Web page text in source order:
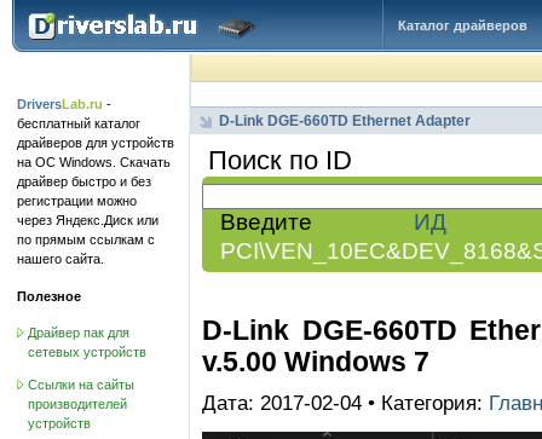
Каталог драйверов
DriversLab.ru -
бесплатный каталог
драйверов для устройств
на ОС Windows. Скачать
драйвер быстро и без
регистрации можно
через Яндекс.Диск или
по прямым ссылкам с
нашего сайта.
Полезное
Драйвер пак для
сетевых устройств
Ссылки на сайты
производителей
устройств
D-Link DGE-660TD Ethernet Adapter
Поиск по ID
Введите ИД
D-Link DGE-660TD
v.5.00 Windows 7
Дата: 2017-02-04 • Категория: